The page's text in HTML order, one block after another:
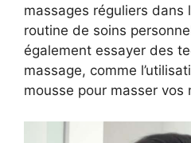
massages réguliers dans
routine de soins
également essayer des
massage, comme
mousse pour masser vos